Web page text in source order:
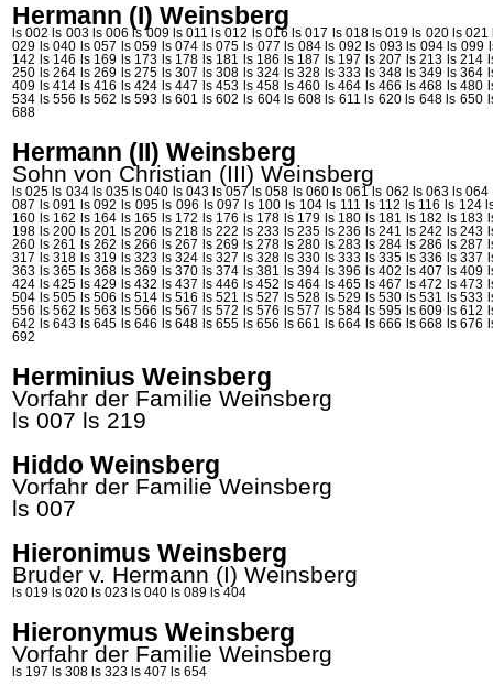
Hermann (I) Weinsberg
ls 002 ls 003 ls 006 ls 009 ls 011 ls 012 ls 016 ls 017 ls 018 ls 019 ls 020 ls 021
029 ls 040 ls 057 ls 059 ls 074 ls 075 ls 077 ls 084 ls 092 ls 093 ls 094 ls 099
142 ls 146 ls 169 ls 173 ls 178 ls 181 ls 186 ls 187 ls 197 ls 207 ls 213 ls 214
250 ls 264 ls 269 ls 275 ls 307 ls 308 ls 324 ls 328 ls 333 ls 348 ls 349 ls 364
409 ls 414 ls 416 ls 424 ls 447 ls 453 ls 458 ls 460 ls 464 ls 466 ls 468 ls 480
534 ls 556 ls 562 ls 593 ls 601 ls 602 ls 604 ls 608 ls 611 ls 620 ls 648 ls 650
688
Hermann (II) Weinsberg
Sohn von Christian (III) Weinsberg
ls 025 ls 034 ls 035 ls 040 ls 043 ls 057 ls 058 ls 060 ls 061 ls 062 ls 063 ls 064
087 ls 091 ls 092 ls 095 ls 096 ls 097 ls 100 ls 104 ls 111 ls 112 ls 116 ls 124
160 ls 162 ls 164 ls 165 ls 172 ls 176 ls 178 ls 179 ls 180 ls 181 ls 182 ls 183
198 ls 200 ls 201 ls 206 ls 218 ls 222 ls 233 ls 235 ls 236 ls 241 ls 242 ls 243
260 ls 261 ls 262 ls 266 ls 267 ls 269 ls 278 ls 280 ls 283 ls 284 ls 286 ls 287
317 ls 318 ls 319 ls 323 ls 324 ls 327 ls 328 ls 330 ls 333 ls 335 ls 336 ls 337
363 ls 365 ls 368 ls 369 ls 370 ls 374 ls 381 ls 394 ls 396 ls 402 ls 407 ls 409
424 ls 425 ls 429 ls 432 ls 437 ls 446 ls 452 ls 464 ls 465 ls 467 ls 472 ls 473
504 ls 505 ls 506 ls 514 ls 516 ls 521 ls 527 ls 528 ls 529 ls 530 ls 531 ls 533
556 ls 562 ls 563 ls 566 ls 567 ls 572 ls 576 ls 577 ls 584 ls 595 ls 609 ls 612
642 ls 643 ls 645 ls 646 ls 648 ls 655 ls 656 ls 661 ls 664 ls 666 ls 668 ls 676
692
Herminius Weinsberg
Vorfahr der Familie Weinsberg
ls 007 ls 219
Hiddo Weinsberg
Vorfahr der Familie Weinsberg
ls 007
Hieronimus Weinsberg
Bruder v. Hermann (I) Weinsberg
ls 019 ls 020 ls 023 ls 040 ls 089 ls 404
Hieronymus Weinsberg
Vorfahr der Familie Weinsberg
ls 197 ls 308 ls 323 ls 407 ls 654